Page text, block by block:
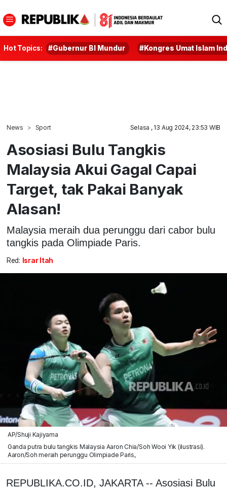
Hot Topics: #Gubernur BI Mundur #Kongres Umat Islam
News Sport Selasa , 13 Aug 2024, 23:53 WIB
Asosiasi Bulu Tangkis
Malaysia Akui Gagal Capai
Target, tak Pakai Banyak
Alasan!
Malaysia meraih dua perunggu dari cabor bulu
tangkis pada Olimpiade Paris.
Red: Israr Itah
AP/Shuji Kajiyama
Ganda putra bulu tangkis Malaysia Aaron Chia/Soh Wooi Yik (ilustrasi).
Aaron/Soh meraih perunggu Olimpiade Paris,
REPUBLIKA.CO.ID, JAKARTA -- Asosiasi Bulu